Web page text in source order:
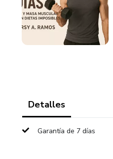
Detalles
Garantía de 7 días